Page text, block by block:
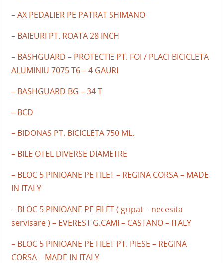
– AX PEDALIER PE PATRAT SHIMANO
– BAIEURI PT. ROATA 28 INCH
– BASHGUARD – PROTECTIE PT. FOI / PLACI BICICLETA
ALUMINIU 7075 T6 – 4 GAURI
– BASHGUARD BG – 34 T
– BCD
– BIDONAS PT. BICICLETA 750 ML.
– BILE OTEL DIVERSE DIAMETRE
– BLOC 5 PINIOANE PE FILET – REGINA CORSA – MADE
IN ITALY
– BLOC 5 PINIOANE PE FILET ( gripat – necesita
servisare ) – EVEREST G.CAMI – CASTANO – ITALY
– BLOC 5 PINIOANE PE FILET PT. PIESE – REGINA
CORSA – MADE IN ITALY